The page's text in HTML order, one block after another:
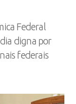
Federal
digna por
federais